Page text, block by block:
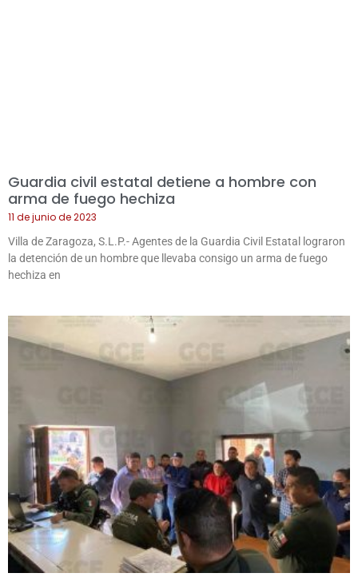
Guardia civil estatal detiene a hombre con
arma de fuego hechiza
11 de junio de 2023
Villa de Zaragoza, S.L.P.- Agentes de la Guardia Civil Estatal lograron
la detención de un hombre que llevaba consigo un arma de fuego
hechiza en